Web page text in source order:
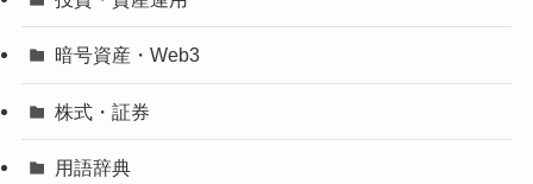
暗号資産・Web3
株式・証券
用語辞典